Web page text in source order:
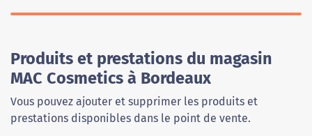
Produits et prestations du magasin
MAC Cosmetics à Bordeaux
Vous pouvez ajouter et supprimer les produits et
prestations disponibles dans le point de vente.